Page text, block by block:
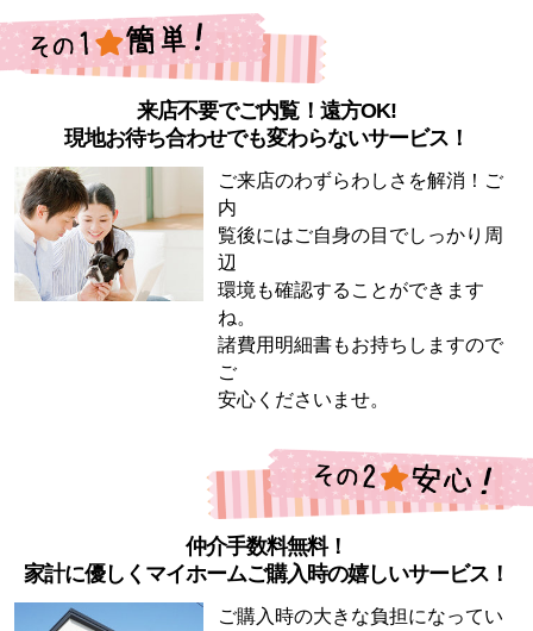
来店不要でご内覧！遠方OK!
現地お待ち合わせでも変わらないサービス！
ご来店のわずらわしさを解消！ご
内
覧後にはご自身の目でしっかり周
辺
環境も確認することができます
ね。
諸費用明細書もお持ちしますので
ご
安心くださいませ。
仲介手数料無料！
家計に優しくマイホームご購入時の嬉しいサービス！
ご購入時の大きな負担になってい